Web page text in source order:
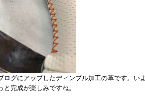
ログにアップしたディンプル加工の革です。い
完成が楽しみですね。